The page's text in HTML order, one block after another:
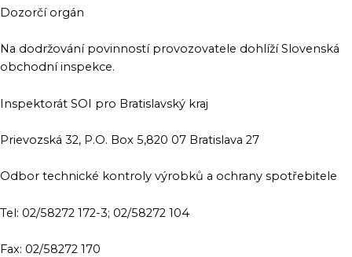
Dozorčí orgán
Na dodržování povinností provozovatele dohlíží Slovenská
obchodní inspekce.
Inspektorát SOI pro Bratislavský kraj
Prievozská 32, P.O. Box 5,820 07 Bratislava 27
Odbor technické kontroly výrobků a ochrany spotřebitele
Tel: 02/58272 172-3; 02/58272 104
Fax: 02/58272 170